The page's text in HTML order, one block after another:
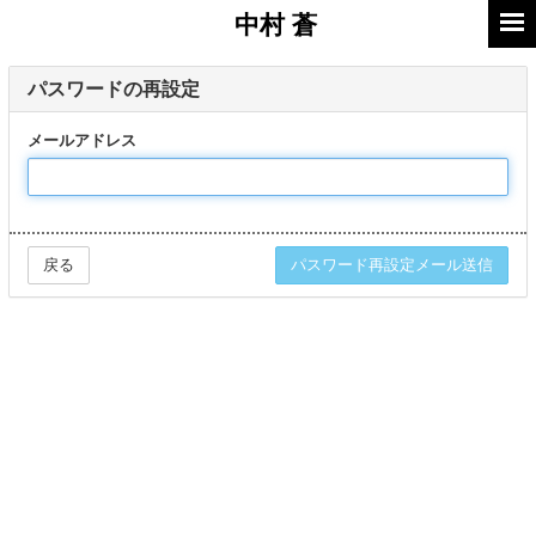
中村 蒼
パスワードの再設定
メールアドレス
戻る